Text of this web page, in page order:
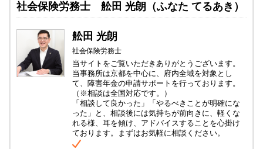
社会保険労務士 舩田 光朗（ふなた てるあき）
舩田 光朗
社会保険労務士
当サイトをご覧いただきありがとうございます。
当事務所は京都を中心に、府内全域を対象とし
て、障害年金の申請サポートを行っております。
（※相談は全国対応です。）
「相談して良かった」「やるべきことが明確にな
った」と、相談後には気持ちが前向きに、軽くな
れる様、耳を傾け、アドバイスすることを心掛け
ております。まずはお気軽に相談ください。